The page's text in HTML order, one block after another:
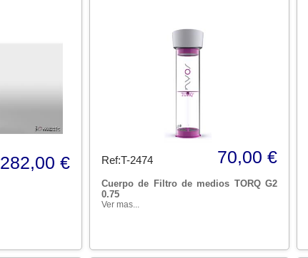
282,00 € Ref:T-2474 70,00 €
Cuerpo de Filtro de medios TORQ G2
0.75
Ver mas...